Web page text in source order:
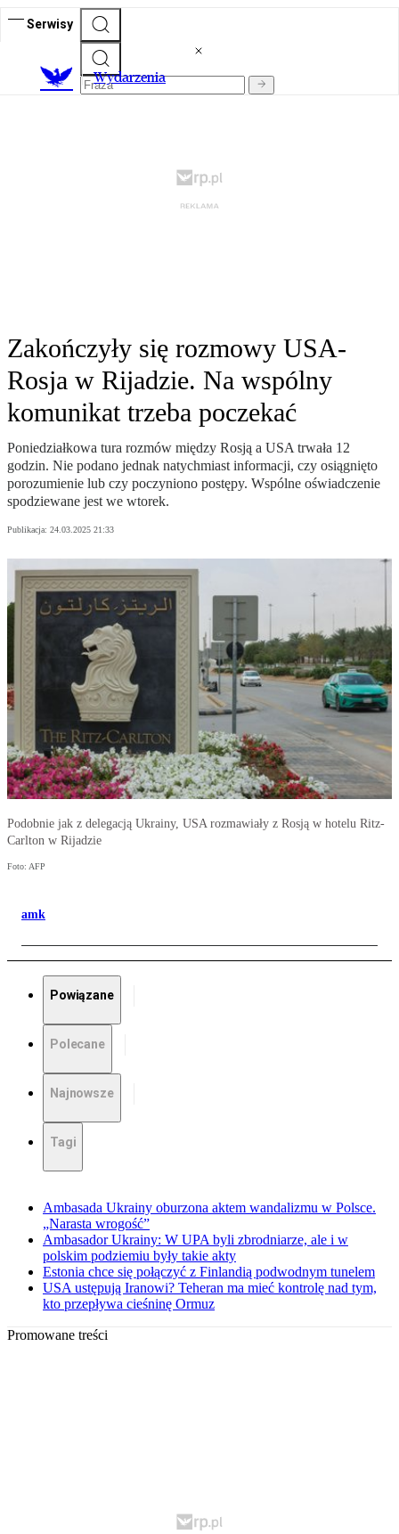
Serwisy
Wydarzenia
Zakończyły się rozmowy USA-
Rosja w Rijadzie. Na wspólny
komunikat trzeba poczekać
Poniedziałkowa tura rozmów między Rosją a USA trwała 12
godzin. Nie podano jednak natychmiast informacji, czy osiągnięto
porozumienie lub czy poczyniono postępy. Wspólne oświadczenie
spodziewane jest we wtorek.
Publikacja: 24.03.2025 21:33
Podobnie jak z delegacją Ukrainy, USA rozmawiały z Rosją w hotelu Ritz-
Carlton w Rijadzie
Foto: AFP
amk
Powiązane
Polecane
Najnowsze
Tagi
Ambasada Ukrainy oburzona aktem wandalizmu w Polsce.
„Narasta wrogość”
Ambasador Ukrainy: W UPA byli zbrodniarze, ale i w
polskim podziemiu były takie akty
Estonia chce się połączyć z Finlandią podwodnym tunelem
USA ustępują Iranowi? Teheran ma mieć kontrolę nad tym,
kto przepływa cieśninę Ormuz
Promowane treści